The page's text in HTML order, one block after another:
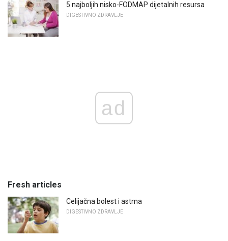
5 najboljih nisko-FODMAP dijetalnih resursa
DIGESTIVNO ZDRAVLJE
ad
Fresh articles
Celijačna bolest i astma
DIGESTIVNO ZDRAVLJE